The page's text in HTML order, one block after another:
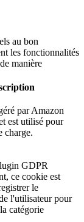
au bon
les fonctionnalités
manière
par Amazon
est utilisé pour
charge.
GDPR
ce cookie est
le
l'utilisateur pour
catégorie